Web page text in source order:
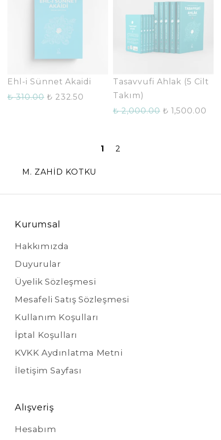
Ehl-i Sünnet Akaidi
₺ 310.00 ₺ 232.50
Tasavvufi Ahlak (5 Cilt
Takım)
₺ 2,000.00 ₺ 1,500.00
1 2
M. ZAHİD KOTKU
Kurumsal
Hakkımızda
Duyurular
Üyelik Sözleşmesi
Mesafeli Satış Sözleşmesi
Kullanım Koşulları
İptal Koşulları
KVKK Aydınlatma Metni
İletişim Sayfası
Alışveriş
Hesabım